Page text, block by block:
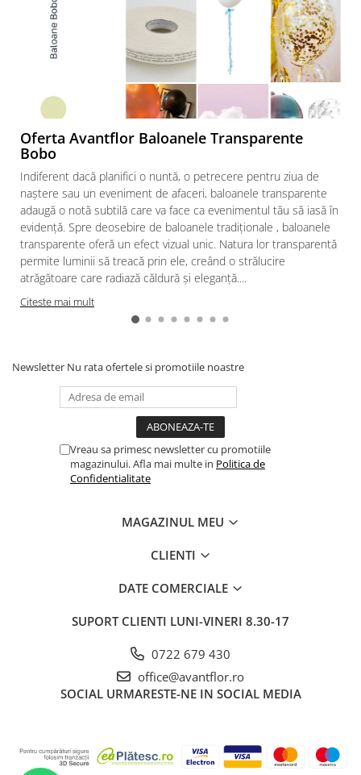
Oferta Avantflor Baloanele Transparente
Bobo
Indiferent dacă planifici o nuntă, o petrecere pentru ziua de
naștere sau un eveniment de afaceri, baloanele transparente
adaugă o notă subtilă care va face ca evenimentul tău să iasă în
evidență. Spre deosebire de baloanele tradiționale , baloanele
transparente oferă un efect vizual unic. Natura lor transparentă
permite luminii să treacă prin ele, creând o strălucire
atrăgătoare care radiază căldură și eleganță....
Citeste mai mult
Newsletter Nu rata ofertele si promotiile noastre
Vreau sa primesc newsletter cu promotiile
magazinului. Afla mai multe in Politica de
Confidentialitate
MAGAZINUL MEU
CLIENTI
DATE COMERCIALE
SUPORT CLIENTI LUNI-VINERI 8.30-17
0722 679 430
office@avantflor.ro
SOCIAL URMARESTE-NE IN SOCIAL MEDIA